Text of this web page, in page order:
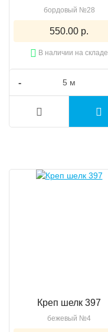
бордовый №28
550.00 р.
В наличии на складе
-
Креп шелк 397
бежевый №4